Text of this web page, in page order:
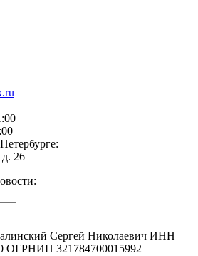
26
Сергей Николаевич ИНН
ОГРНИП 321784700015992